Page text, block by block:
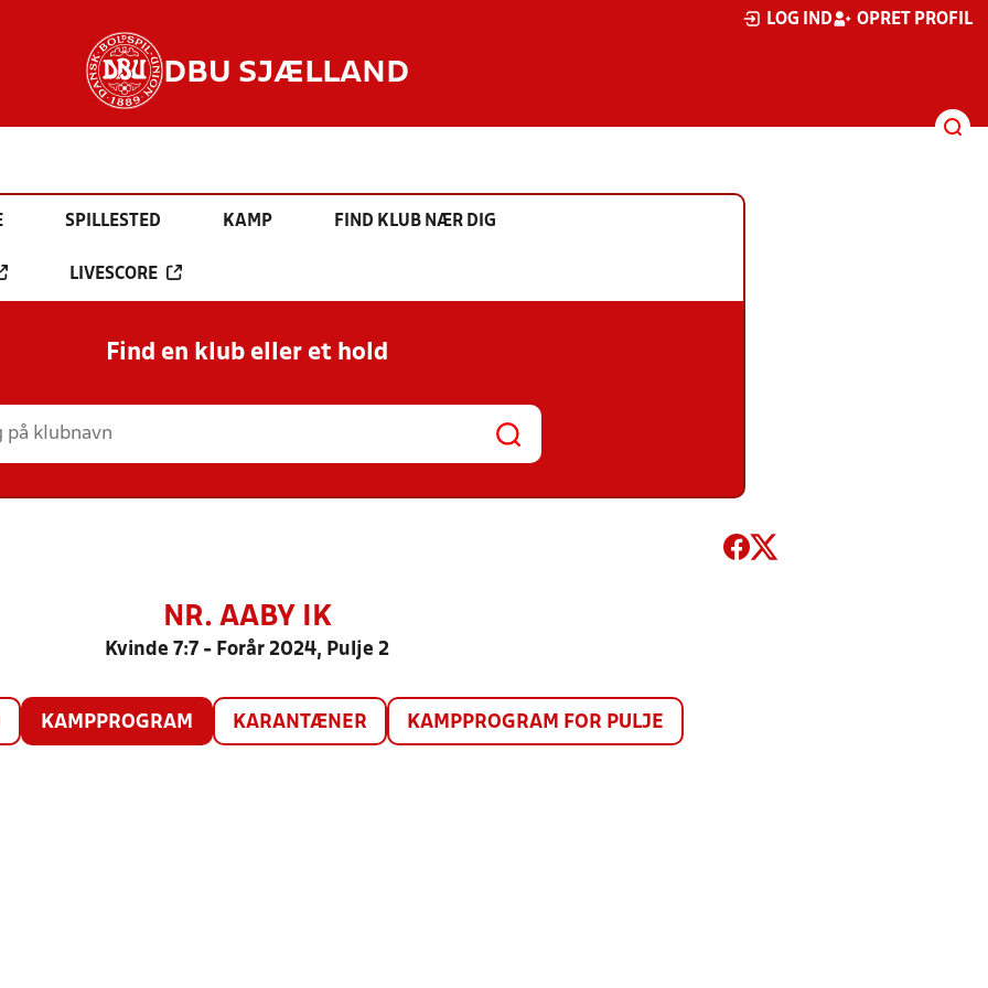
LOG IND OPRET PROFIL
DBU SJÆLLAND
SPILLESTED KAMP FIND KLUB NÆR DIG
LIVESCORE
Find en klub eller et hold
NR. AABY IK
Kvinde 7:7 - Forår 2024, Pulje 2
KAMPPROGRAM KARANTÆNER KAMPPROGRAM FOR PULJE